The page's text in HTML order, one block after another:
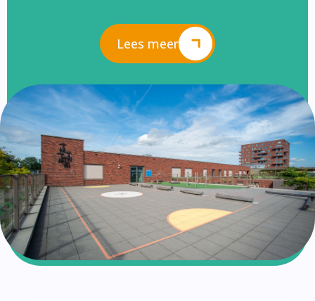
Lees meer